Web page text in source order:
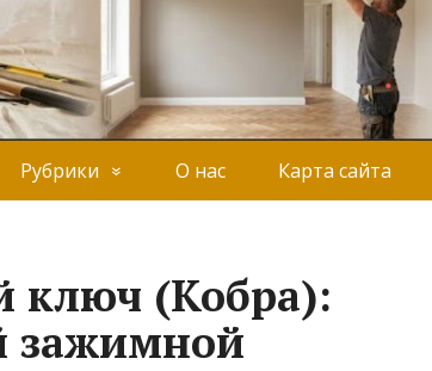
Рубрики О нас Карта сайта
ключ (Кобра):
зажимной